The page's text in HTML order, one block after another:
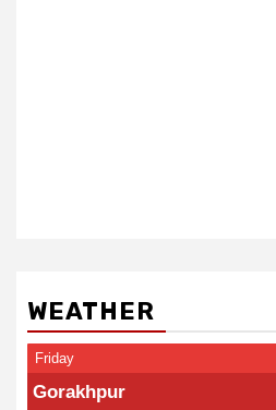
WEATHER
Friday
Gorakhpur